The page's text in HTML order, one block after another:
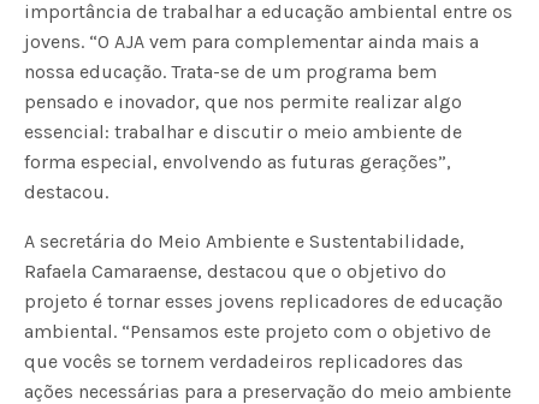
importância de trabalhar a educação ambiental entre os
jovens. “O AJA vem para complementar ainda mais a
nossa educação. Trata-se de um programa bem
pensado e inovador, que nos permite realizar algo
essencial: trabalhar e discutir o meio ambiente de
forma especial, envolvendo as futuras gerações”,
destacou.
A secretária do Meio Ambiente e Sustentabilidade,
Rafaela Camaraense, destacou que o objetivo do
projeto é tornar esses jovens replicadores de educação
ambiental. “Pensamos este projeto com o objetivo de
que vocês se tornem verdadeiros replicadores das
ações necessárias para a preservação do meio ambiente